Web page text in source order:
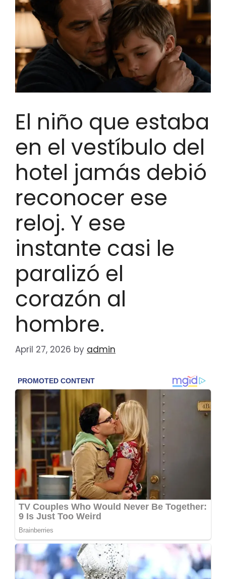
El niño que estaba
en el vestíbulo del
hotel jamás debió
reconocer ese
reloj. Y ese
instante casi le
paralizó el
corazón al
hombre.
April 27, 2026 by admin